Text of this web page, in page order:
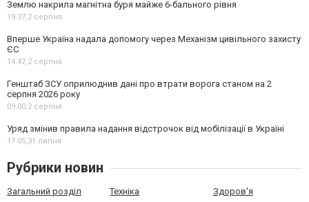
Землю накрила магнітна буря майже 6-бального рівня
19:37,2 серпня
Вперше Україна надала допомогу через Механізм цивільного захисту
ЄС
14:47,2 серпня
Генштаб ЗСУ оприлюднив дані про втрати ворога станом на 2
серпня 2026 року
09:00,2 серпня
Уряд змінив правила надання відстрочок від мобілізації в Україні
17:05,31 липня
Рубрики новин
Загальний розділ Техніка Здоров'я